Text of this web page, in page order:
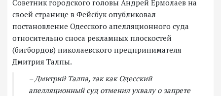
Советник городского головы Андрей Ермолаев на
своей странице в Фейсбук опубликовал
постановление Одесского апелляционного суда
относительно сноса рекламных плоскостей
(бигбордов) николаевского предпринимателя
Дмитрия Талпы.
– Дмитрий Талпа, так как Одесский
апелляционный суд отменил ухвалу о запрете